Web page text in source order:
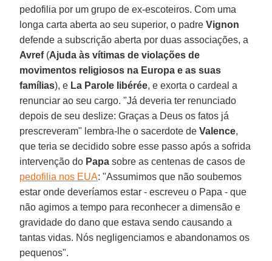
pedofilia por um grupo de ex-escoteiros. Com uma
longa carta aberta ao seu superior, o padreVignon
defende a subscrição aberta por duas associações, a
Avref(Ajuda às vítimas de violações de
movimentos religiosos na Europa e as suas
famílias), e La Parole libérée, e exorta o cardeal a
renunciar ao seu cargo. "Já deveria ter renunciado
depois de seu deslize: Graças a Deus os fatos já
prescreveram" lembra-lhe o sacerdote deValence,
que teria se decidido sobre esse passo após a sofrida
intervenção do Papa sobre as centenas de casos de
pedofilia nos EUA: "Assumimos que não soubemos
estar onde deveríamos estar - escreveu o Papa - que
não agimos a tempo para reconhecer a dimensão e
gravidade do dano que estava sendo causando a
tantas vidas. Nós negligenciamos e abandonamos os
pequenos".